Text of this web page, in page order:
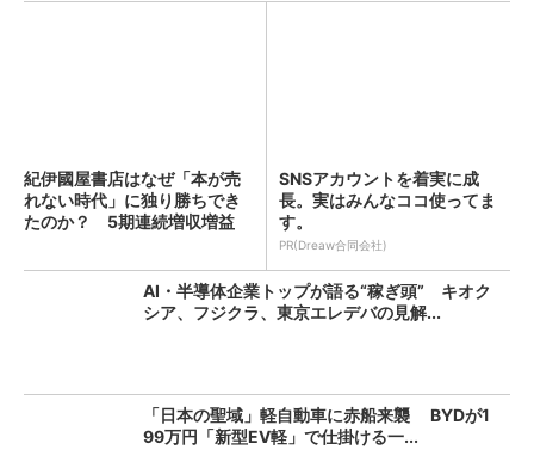
紀伊國屋書店はなぜ「本が売
れない時代」に独り勝ちでき
たのか？ 5期連続増収増益
SNSアカウントを着実に成
長。実はみんなココ使ってま
す。
PR(Dreaw合同会社)
AI・半導体企業トップが語る“稼ぎ頭” キオク
シア、フジクラ、東京エレデバの見解...
「日本の聖域」軽自動車に赤船来襲 BYDが1
99万円「新型EV軽」で仕掛ける一...